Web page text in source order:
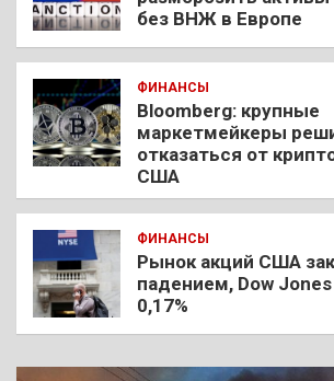
без ВНЖ в Европе
ФИНАНСЫ
Bloomberg: крупные
маркетмейкеры
отказаться от
США
ФИНАНСЫ
Рынок акций США
падением, Dow
0,17%